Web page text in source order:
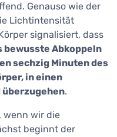
Genauso wie der
Lichtintensität
signalisiert, dass
bewusste Abkoppeln
sechzig Minuten des
in einen
.
wenn wir die
beginnt der